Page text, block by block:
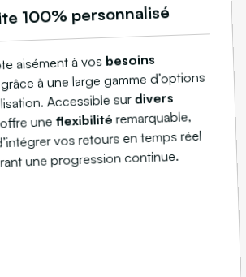
100% personnalisé
aisément à vosbesoins
à une large gamme d’options
Accessible surdivers
une flexibilité remarquable,
vos retours en temps réel
une progression continue.